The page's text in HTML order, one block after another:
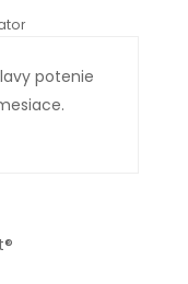
potenie